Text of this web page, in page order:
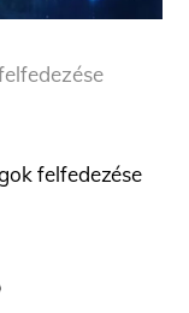
felfedezése